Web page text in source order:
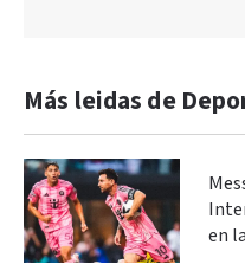
Más leidas de
en